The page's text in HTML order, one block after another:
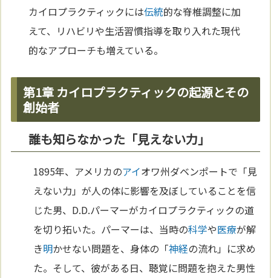
カイロプラクティックには伝統的な脊椎調整に加
えて、リハビリや生活習慣指導を取り入れた現代
的なアプローチも増えている。
第1章 カイロプラクティックの起源とその
創始者
誰も知らなかった「見えない力」
1895年、アメリカのアイオワ州ダベンポートで「見
えない力」が人の体に影響を及ぼしていることを信
じた男、D.D.パーマーがカイロプラクティックの道
を切り拓いた。パーマーは、当時の科学や医療が解
き明かせない問題を、身体の「神経の流れ」に求め
た。そして、彼がある日、聴覚に問題を抱えた男性